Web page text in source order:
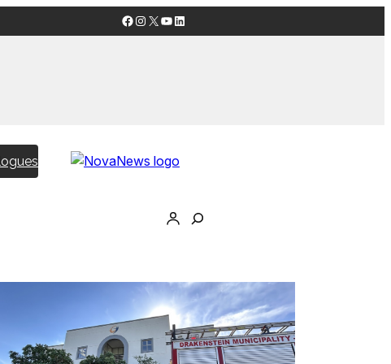
Facebook
Instagram
X YouTube
LinkedIn